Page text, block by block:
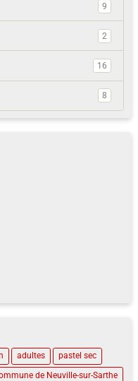
9
2
16
8
adultes
pastel sec
de Neuville-sur-Sarthe